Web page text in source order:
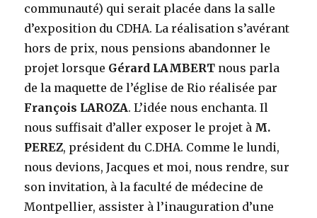
communauté) qui serait placée dans la salle
d’exposition du CDHA. La réalisation s’avérant
hors de prix, nous pensions abandonner le
projet lorsque Gérard LAMBERT nous parla
de la maquette de l’église de Rio réalisée par
François LAROZA. L’idée nous enchanta. Il
nous suffisait d’aller exposer le projet à M.
PEREZ, président du C.DHA. Comme le lundi,
nous devions, Jacques et moi, nous rendre, sur
son invitation, à la faculté de médecine de
Montpellier, assister à l’inauguration d’une